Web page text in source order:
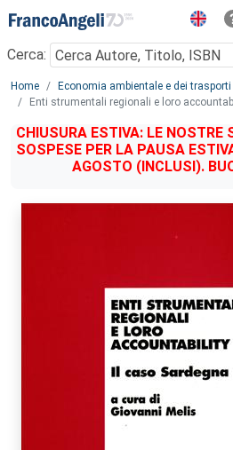
Menu
Cerca:
Main content
Home
Economia ambientale e dei trasporti
Enti strumentali regionali e loro
CHIUSURA ESTIVA: LE NOSTRE
SOSPESE PER LA PAUSA
AGOSTO (INCLUSI).